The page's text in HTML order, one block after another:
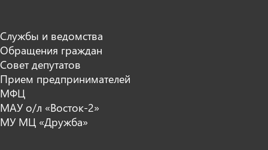
Службы и ведомства
Обращения граждан
Совет депутатов
Прием предпринимателей
МФЦ
МАУ о/л «Восток-2»
МУ МЦ «Дружба»